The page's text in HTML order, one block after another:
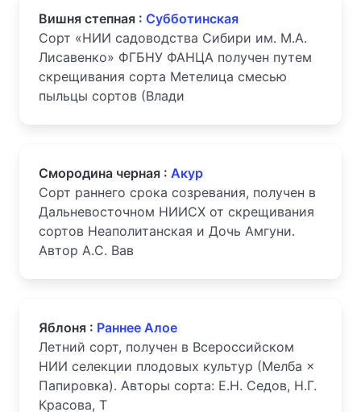
Вишня степная : Субботинская
Сорт «НИИ садоводства Сибири им. М.А.
Лисавенко» ФГБНУ ФАНЦА получен путем
скрещивания сорта Метелица смесью
пыльцы сортов (Влади
Смородина черная : Акур
Сорт раннего срока созревания, получен в
Дальневосточном НИИСХ от скрещивания
сортов Неаполитанская и Дочь Амгуни.
Автор А.С. Вав
Яблоня : Раннее Алое
Летний сорт, получен в Всероссийском
НИИ селекции плодовых культур (Мелба ×
Папировка). Авторы сорта: Е.Н. Седов, Н.Г.
Красова, Т